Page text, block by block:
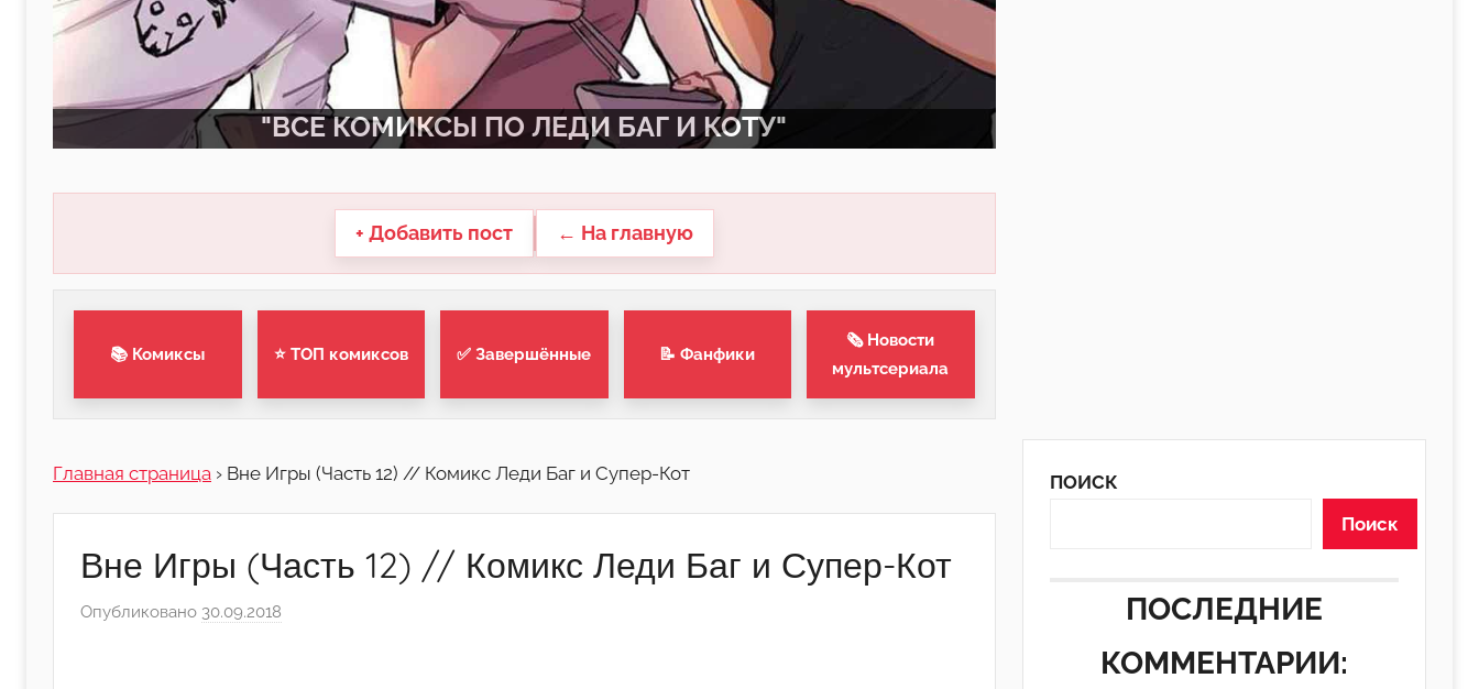
"ВСЕ КОМИКСЫ ПО ЛЕДИ БАГ И КОТУ"
+ Добавить пост ← На главную
📚 Комиксы ⭐ ТОП комиксов ✅ Завершённые 📝 Фанфики
🗞 Новости
мультсериала
Главная страница › Вне Игры (Часть 12) // Комикс Леди Баг и Супер-Кот
Вне Игры (Часть 12) // Комикс Леди Баг и Супер-Кот
Опубликовано 30.09.2018
ПОИСК
Поиск
ПОСЛЕДНИЕ
КОММЕНТАРИИ: